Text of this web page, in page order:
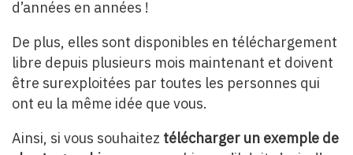
d’années en années !
De plus, elles sont disponibles en téléchargement
libre depuis plusieurs mois maintenant et doivent
être surexploitées par toutes les personnes qui
ont eu la même idée que vous.
Ainsi, si vous souhaitez télécharger un exemple de